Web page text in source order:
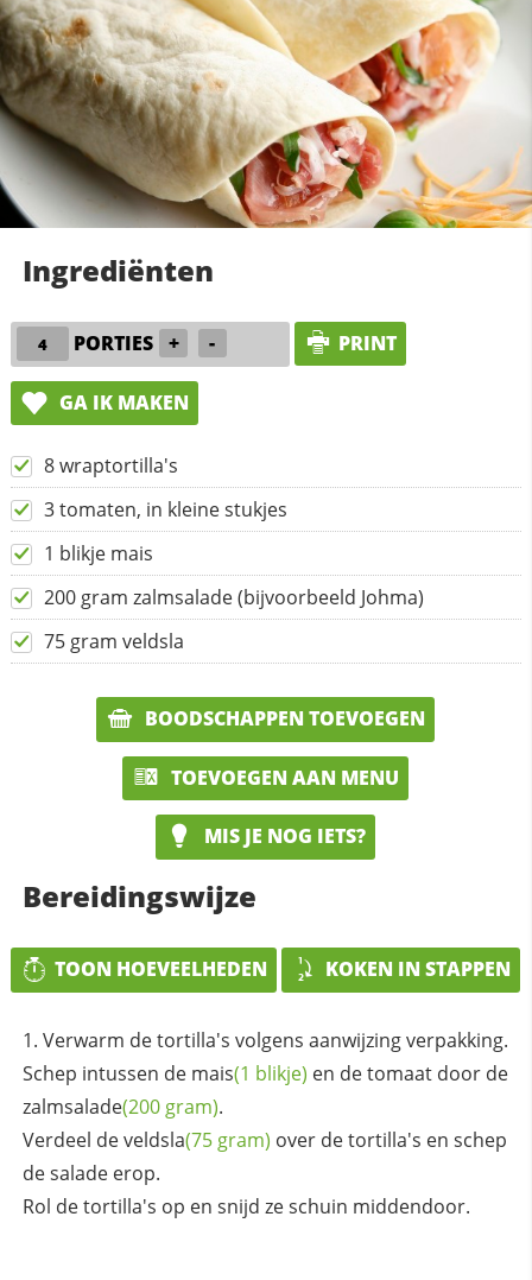
Ingrediënten
PORTIES + - PRINT
GA IK MAKEN
8 wraptortilla's
3 tomaten, in kleine stukjes
1 blikje mais
200 gram zalmsalade (bijvoorbeeld Johma)
75 gram veldsla
BOODSCHAPPEN TOEVOEGEN
TOEVOEGEN AAN MENU
MIS JE NOG IETS?
Bereidingswijze
TOON HOEVEELHEDEN KOKEN IN STAPPEN
Verwarm de tortilla's volgens aanwijzing verpakking.
Schep intussen de mais(1 blikje) en de tomaat door de
zalmsalade(200 gram).
Verdeel develdsla(75 gram) over de tortilla's en schep
de salade erop.
Rol de tortilla's op en snijd ze schuin middendoor.